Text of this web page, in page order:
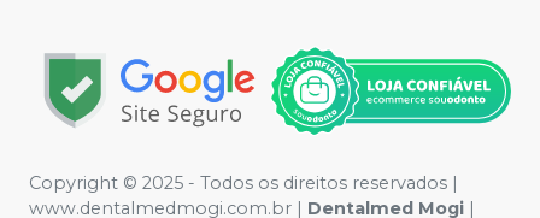
Copyright © 2025 - Todos os direitos reservados |
www.dentalmedmogi.com.br | Dentalmed Mogi |